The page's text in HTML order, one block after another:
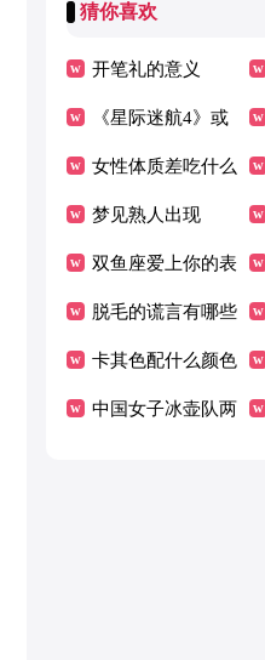
猜你喜欢
开笔礼的意义
《星际迷航4》或
将原班人马回归开
拍
女性体质差吃什么
增强免疫力的好
梦见熟人出现
双鱼座爱上你的表
现
脱毛的谎言有哪些
卡其色配什么颜色
包包
中国女子冰壶队两